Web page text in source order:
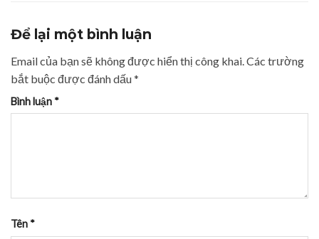
Để lại một bình luận
Email của bạn sẽ không được hiển thị công khai. Các trường
bắt buộc được đánh dấu*
Bình luận *
Tên *